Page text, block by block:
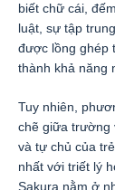
biết chữ cái,
luật, sự tập
được lồng ghép
thành khả năng
Tuy nhiên,
chẽ giữa trường
và tự chủ của
nhất với triết lý
Sakura nằm ở